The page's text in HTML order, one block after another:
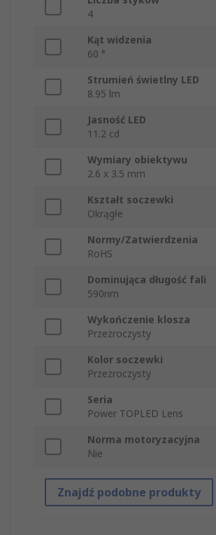
4
Kąt widzenia
60 °
Strumień świetlny LED
8.95 lm
Jasność LED
11.2 cd
Wymiary obiektywu
2.6 x 3.5 mm
Kształt soczewki
Okrągłe
Normy/Zatwierdzenia
RoHS
Dominująca długość fali
590nm
Wykończenie klosza
Przezroczysty
Kolor soczewki
Przezroczysty
Seria
Power TOPLED Lens
Norma motoryzacyjna
Nie
Znajdź podobne produkty